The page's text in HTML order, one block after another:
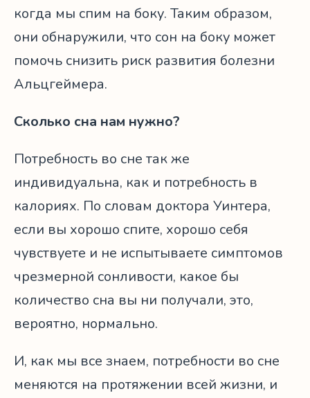
когда мы спим на боку. Таким образом,
они обнаружили, что сон на боку может
помочь снизить риск развития болезни
Альцгеймера.
Сколько сна нам нужно?
Потребность во сне так же
индивидуальна, как и потребность в
калориях. По словам доктора Уинтера,
если вы хорошо спите, хорошо себя
чувствуете и не испытываете симптомов
чрезмерной сонливости, какое бы
количество сна вы ни получали, это,
вероятно, нормально.
И, как мы все знаем, потребности во сне
меняются на протяжении всей жизни, и